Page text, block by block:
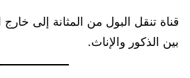
قناة تنقل البول من المثانة إلى
بين الذكور والإناث.